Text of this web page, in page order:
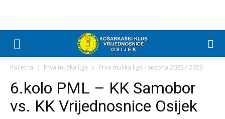
Početna Prva muška liga Prva muška liga - sezona 2022 / 2023
6.kolo PML – KK Samobor
vs. KK Vrijednosnice Osijek